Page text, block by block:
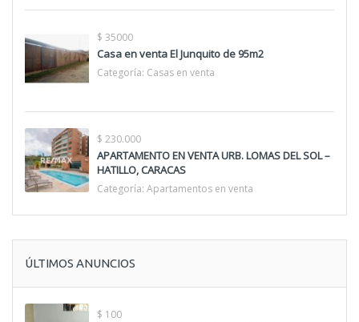
$ 35000
Casa en venta El Junquito de 95m2
Categoría: Casas en venta
$ 230.000
APARTAMENTO EN VENTA URB. LOMAS DEL SOL –
HATILLO, CARACAS
Categoría: Apartamentos en venta
ÚLTIMOS ANUNCIOS
$ 100